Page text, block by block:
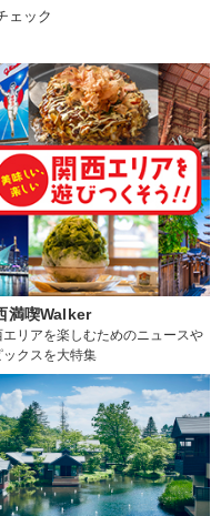
ェック
満喫Walker
エリアを楽しむためのニュースや
ックスを大特集